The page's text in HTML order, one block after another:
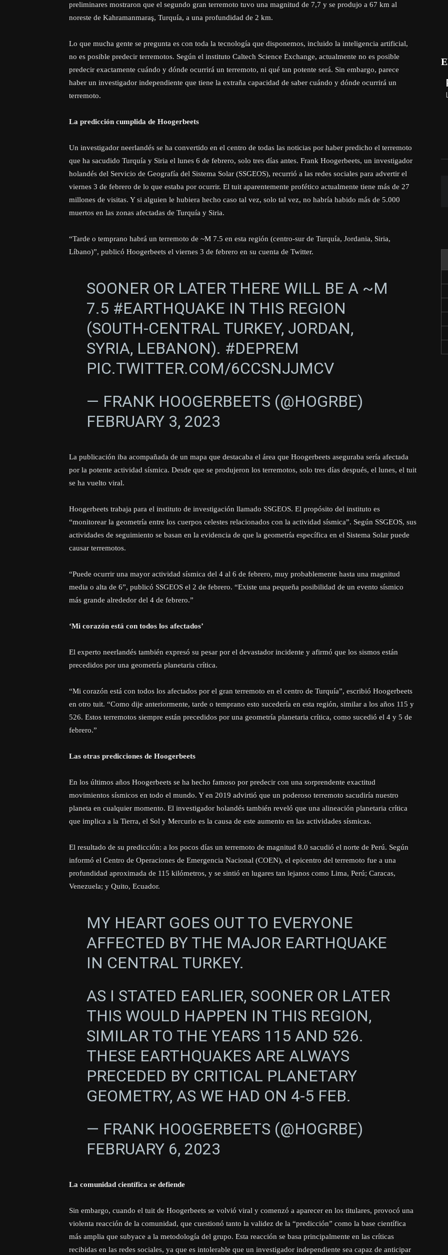
preliminares mostraron que el segundo gran terremoto tuvo una magnitud de 7,7 y se produjo a 67 km al
noreste de Kahramanmaraş, Turquía, a una profundidad de 2 km.
Lo que mucha gente se pregunta es con toda la tecnología que disponemos, incluido la inteligencia artificial,
no es posible predecir terremotos. Según el instituto Caltech Science Exchange, actualmente no es posible
predecir exactamente cuándo y dónde ocurrirá un terremoto, ni qué tan potente será. Sin embargo, parece
haber un investigador independiente que tiene la extraña capacidad de saber cuándo y dónde ocurrirá un
terremoto.
La predicción cumplida de Hoogerbeets
Un investigador neerlandés se ha convertido en el centro de todas las noticias por haber predicho el terremoto
que ha sacudido Turquía y Siria el lunes 6 de febrero, solo tres días antes. Frank Hoogerbeets, un investigador
holandés del Servicio de Geografía del Sistema Solar (SSGEOS), recurrió a las redes sociales para advertir el
viernes 3 de febrero de lo que estaba por ocurrir. El tuit aparentemente profético actualmente tiene más de 27
millones de visitas. Y si alguien le hubiera hecho caso tal vez, solo tal vez, no habría habido más de 5.000
muertos en las zonas afectadas de Turquía y Siria.
“Tarde o temprano habrá un terremoto de ~M 7.5 en esta región (centro-sur de Turquía, Jordania, Siria,
Líbano)”, publicó Hoogerbeets el viernes 3 de febrero en su cuenta de Twitter.
SOONER OR LATER THERE WILL BE A ~M
7.5 #EARTHQUAKE IN THIS REGION
(SOUTH-CENTRAL TURKEY, JORDAN,
SYRIA, LEBANON). #DEPREM
PIC.TWITTER.COM/6CCSNJJMCV
— FRANK HOOGERBEETS (@HOGRBE)
FEBRUARY 3, 2023
La publicación iba acompañada de un mapa que destacaba el área que Hoogerbeets aseguraba sería afectada
por la potente actividad sísmica. Desde que se produjeron los terremotos, solo tres días después, el lunes, el tuit
se ha vuelto viral.
Hoogerbeets trabaja para el instituto de investigación llamado SSGEOS. El propósito del instituto es
“monitorear la geometría entre los cuerpos celestes relacionados con la actividad sísmica”. Según SSGEOS, sus
actividades de seguimiento se basan en la evidencia de que la geometría específica en el Sistema Solar puede
causar terremotos.
“Puede ocurrir una mayor actividad sísmica del 4 al 6 de febrero, muy probablemente hasta una magnitud
media o alta de 6”, publicó SSGEOS el 2 de febrero. “Existe una pequeña posibilidad de un evento sísmico
más grande alrededor del 4 de febrero.”
‘Mi corazón está con todos los afectados’
El experto neerlandés también expresó su pesar por el devastador incidente y afirmó que los sismos están
precedidos por una geometría planetaria crítica.
“Mi corazón está con todos los afectados por el gran terremoto en el centro de Turquía”, escribió Hoogerbeets
en otro tuit. “Como dije anteriormente, tarde o temprano esto sucedería en esta región, similar a los años 115 y
526. Estos terremotos siempre están precedidos por una geometría planetaria crítica, como sucedió el 4 y 5 de
febrero.”
Las otras predicciones de Hoogerbeets
En los últimos años Hoogerbeets se ha hecho famoso por predecir con una sorprendente exactitud
movimientos sísmicos en todo el mundo. Y en 2019 advirtió que un poderoso terremoto sacudiría nuestro
planeta en cualquier momento. El investigador holandés también reveló que una alineación planetaria crítica
que implica a la Tierra, el Sol y Mercurio es la causa de este aumento en las actividades sísmicas.
El resultado de su predicción: a los pocos días un terremoto de magnitud 8.0 sacudió el norte de Perú. Según
informó el Centro de Operaciones de Emergencia Nacional (COEN), el epicentro del terremoto fue a una
profundidad aproximada de 115 kilómetros, y se sintió en lugares tan lejanos como Lima, Perú; Caracas,
Venezuela; y Quito, Ecuador.
MY HEART GOES OUT TO EVERYONE
AFFECTED BY THE MAJOR EARTHQUAKE
IN CENTRAL TURKEY.
AS I STATED EARLIER, SOONER OR LATER
THIS WOULD HAPPEN IN THIS REGION,
SIMILAR TO THE YEARS 115 AND 526.
THESE EARTHQUAKES ARE ALWAYS
PRECEDED BY CRITICAL PLANETARY
GEOMETRY, AS WE HAD ON 4-5 FEB.
— FRANK HOOGERBEETS (@HOGRBE)
FEBRUARY 6, 2023
La comunidad científica se defiende
Sin embargo, cuando el tuit de Hoogerbeets se volvió viral y comenzó a aparecer en los titulares, provocó una
violenta reacción de la comunidad, que cuestionó tanto la validez de la “predicción” como la base científica
más amplia que subyace a la metodología del grupo. Esta reacción se basa principalmente en las críticas
recibidas en las redes sociales, ya que es intolerable que un investigador independiente sea capaz de anticipar